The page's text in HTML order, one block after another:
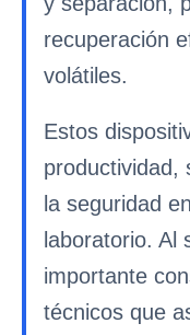
recuperación
volátiles.
Estos
productividad,
la seguridad
laboratorio. Al
importante
técnicos que